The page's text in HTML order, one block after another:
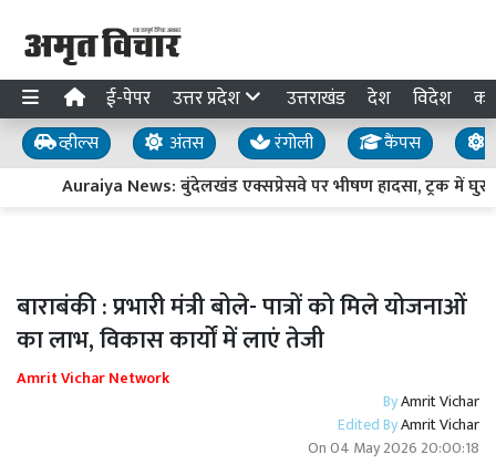
ई-पेपर उत्तर प्रदेश उत्तराखंड देश विदेश
व्हील्स अंतस रंगोली कैंपस
Auraiya News: बुंदेलखंड एक्सप्रेसवे पर भीषण हादसा, ट्रक में घुसी
बाराबंकी : प्रभारी मंत्री बोले- पात्रों को मिले योजनाओं
का लाभ, विकास कार्यों में लाएं तेजी
Amrit Vichar Network
ByAmrit Vichar
Edited ByAmrit Vichar
On04 May 2026 20:00:18